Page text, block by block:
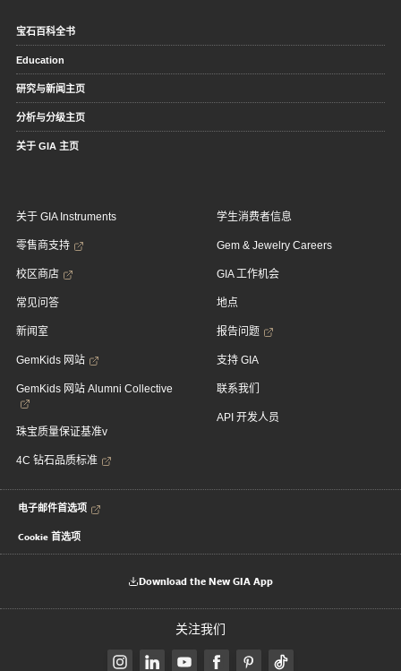
宝石百科全书
Education
研究与新闻主页
分析与分级主页
关于 GIA 主页
关于 GIA Instruments
零售商支持
校区商店
常见问答
新闻室
GemKids 网站
GemKids 网站 Alumni Collective
珠宝质量保证基准v
4C 钻石品质标准
学生消费者信息
Gem & Jewelry Careers
GIA 工作机会
地点
报告问题
支持 GIA
联系我们
API 开发人员
电子邮件首选项
Cookie 首选项
Download the New GIA App
关注我们